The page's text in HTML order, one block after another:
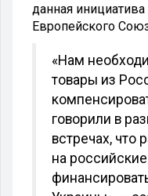
данная
Европейского
«Нам
товары из
говорили в
встречах,
на